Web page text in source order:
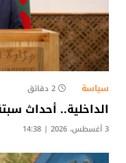
سياسة 2 دقائق
الداخلية.. أحداث
3 أغسطس، 2026 | 14:38